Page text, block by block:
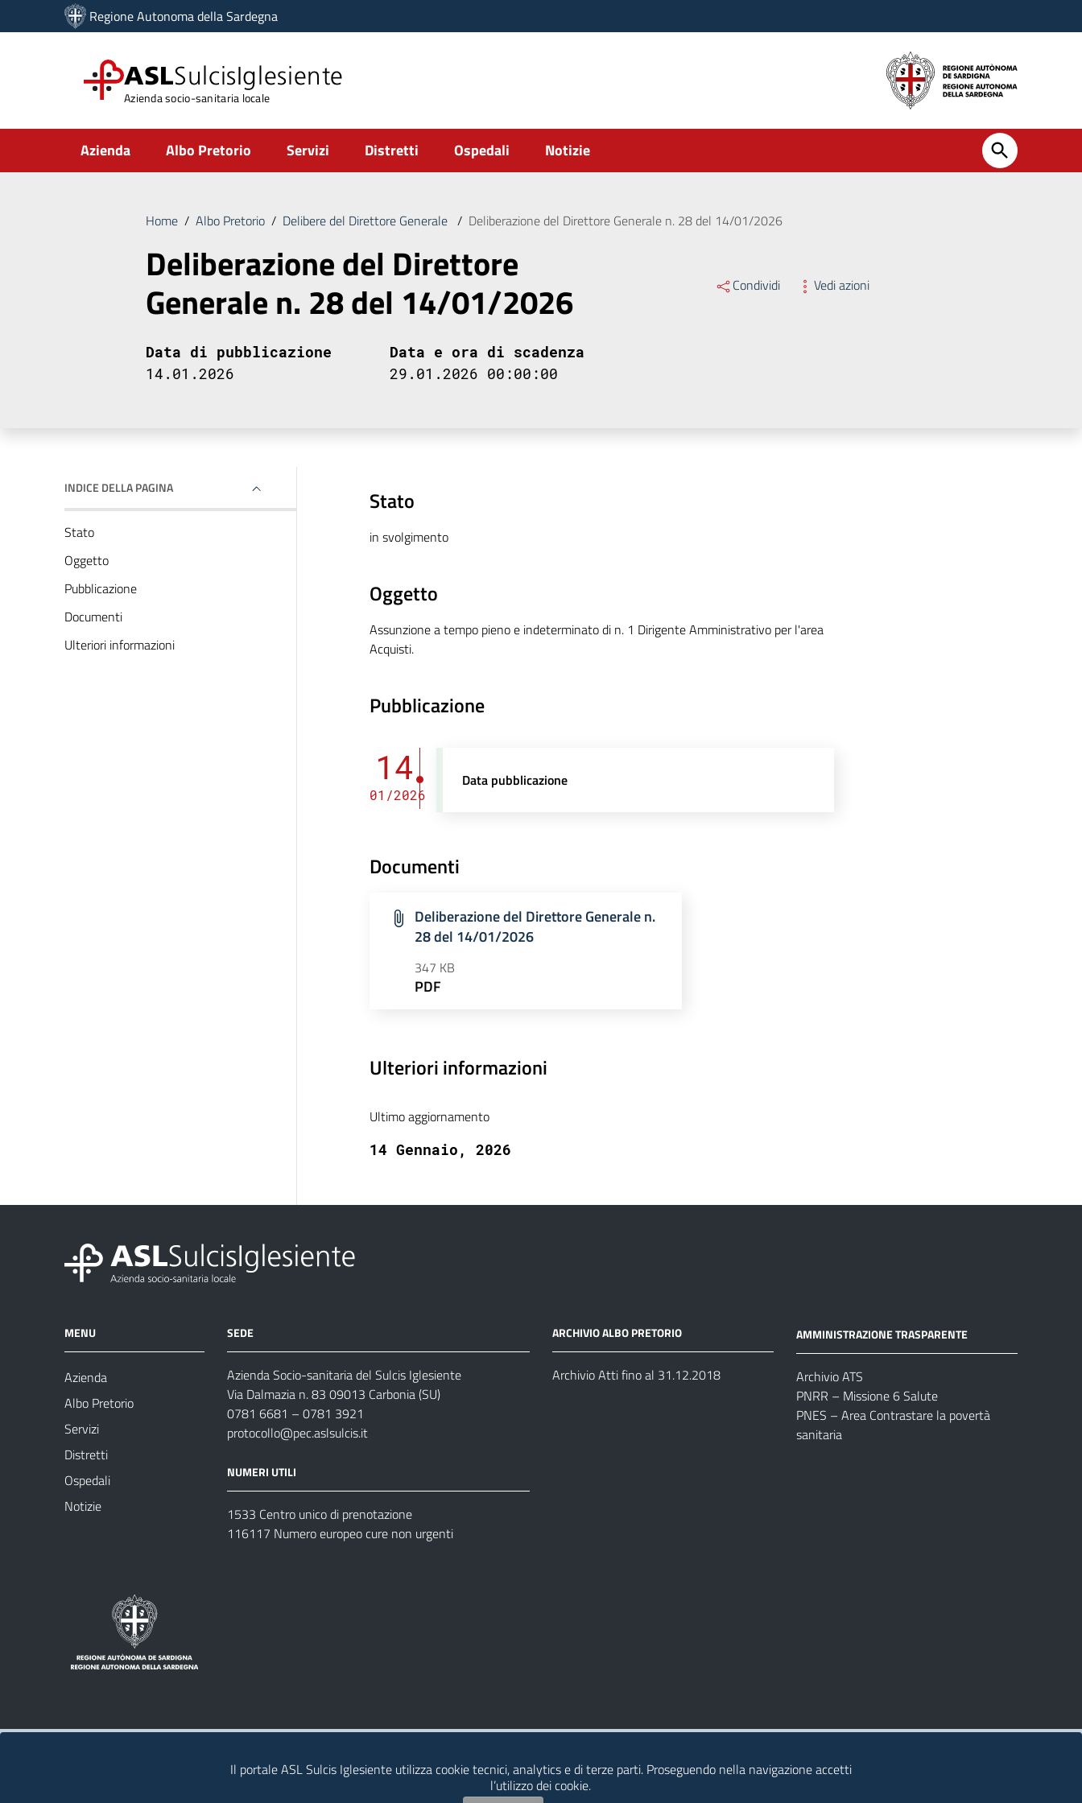
Vai ai contenuti
Vai al menu di navigazione
Regione Autonoma della Sardegna
ASLSulcisIglesiente
Azienda socio-sanitaria locale
Submenu
Azienda Albo Pretorio Servizi Distretti Ospedali Notizie
Home / Albo Pretorio / Delibere del Direttore Generale / Deliberazione del Direttore Generale n. 28 del 14/01/2026
Deliberazione del Direttore
Generale n. 28 del 14/01/2026 Condividi Vedi azioni
Data di pubblicazione
14.01.2026
Data e ora di scadenza
29.01.2026 00:00:00
INDICE DELLA PAGINA
Stato
Oggetto
Pubblicazione
Documenti
Ulteriori informazioni
Stato
in svolgimento
Oggetto
Assunzione a tempo pieno e indeterminato di n. 1 Dirigente Amministrativo per l'area
Acquisti.
Pubblicazione
14
01/2026
Data pubblicazione
Documenti
Deliberazione del Direttore Generale n.
28 del 14/01/2026
347 KB
PDF
Ulteriori informazioni
Ultimo aggiornamento
14 Gennaio, 2026
MENU
Azienda
Albo Pretorio
Servizi
Distretti
Ospedali
Notizie
SEDE
Azienda Socio-sanitaria del Sulcis Iglesiente
Via Dalmazia n. 83 09013 Carbonia (SU)
0781 6681 – 0781 3921
protocollo@pec.aslsulcis.it
NUMERI UTILI
1533 Centro unico di prenotazione
116117 Numero europeo cure non urgenti
ARCHIVIO ALBO PRETORIO
Archivio Atti fino al 31.12.2018
AMMINISTRAZIONE TRASPARENTE
Archivio ATS
PNRR – Missione 6 Salute
PNES – Area Contrastare la povertà
sanitaria
Il portale ASL Sulcis Iglesiente utilizza cookie tecnici, analytics e di terze parti. Proseguendo nella navigazione accetti
l’utilizzo dei cookie.